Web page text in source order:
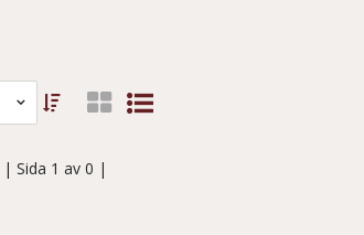
| Sida 1 av 0 |